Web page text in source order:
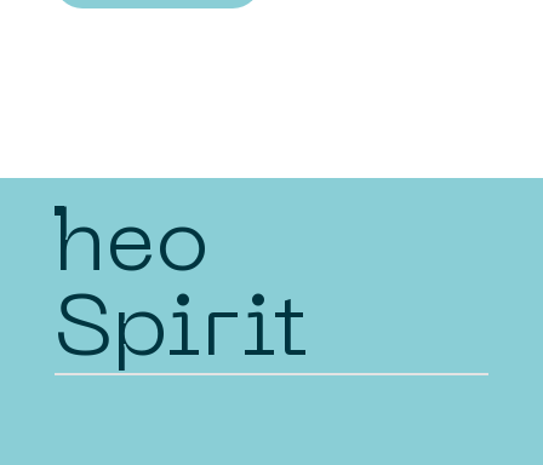
heo
Spirit